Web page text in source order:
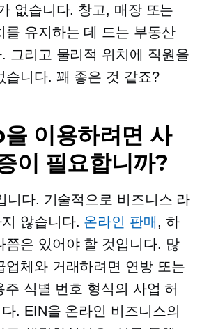
없습니다. 창고, 매장 또는
를 유지하는 데 드는 부동산
그리고 물리적 위치에 직원을
습니다. 꽤 좋은 것 같죠?
이용하려면 사
이 필요합니까?
니다. 기술적으로 비즈니스 라
않습니다. 온라인 판매 , 하
쯤은 있어야 할 것입니다. 많
업체와 거래하려면 연방 또는
주 식별 번호 형식의 사업 허
. EIN을 온라인 비즈니스의